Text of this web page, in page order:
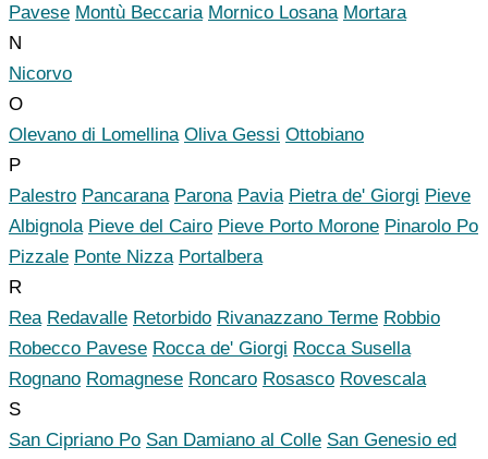
Pavese Montù Beccaria Mornico Losana Mortara
N
Nicorvo
O
Olevano di Lomellina Oliva Gessi Ottobiano
P
Palestro Pancarana Parona Pavia Pietra de' Giorgi Pieve
Albignola Pieve del Cairo Pieve Porto Morone Pinarolo Po
Pizzale Ponte Nizza Portalbera
R
Rea Redavalle Retorbido Rivanazzano Terme Robbio
Robecco Pavese Rocca de' Giorgi Rocca Susella
Rognano Romagnese Roncaro Rosasco Rovescala
S
San Cipriano Po San Damiano al Colle San Genesio ed